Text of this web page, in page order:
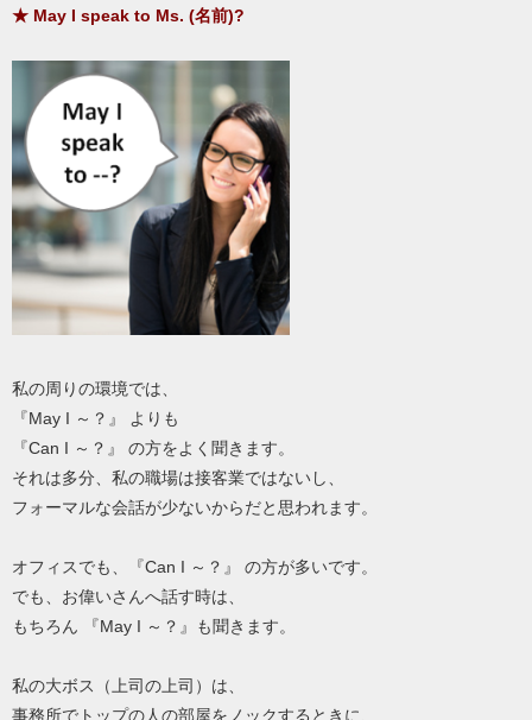
★ May I speak to Ms. (名前)?
私の周りの環境では、
『May I ～？』 よりも
『Can I ～？』 の方をよく聞きます。
それは多分、私の職場は接客業ではないし、
フォーマルな会話が少ないからだと思われます。
オフィスでも、『Can I ～？』 の方が多いです。
でも、お偉いさんへ話す時は、
もちろん 『May I ～？』も聞きます。
私の大ボス（上司の上司）は、
事務所でトップの人の部屋をノックするときに、